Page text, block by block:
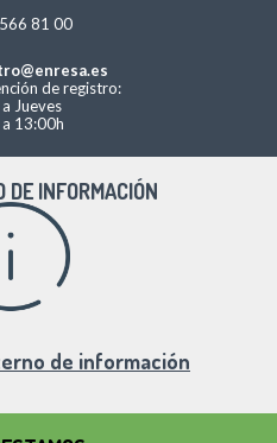
81 00
de registro:
Jueves
13:00h
INFORMACIÓN
de información